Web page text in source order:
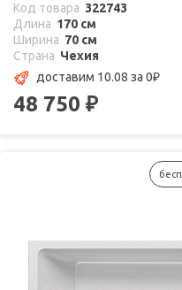
Код товара 322743
Длина 170 см
Ширина 70 см
Страна Чехия
доставим 10.08 за 0₽
48 750 ₽